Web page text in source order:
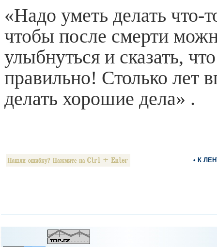
«Надо уметь делать что-
чтобы после смерти
улыбнуться и сказать,
правильно! Столько лет
делать хорошие дела» .
• К